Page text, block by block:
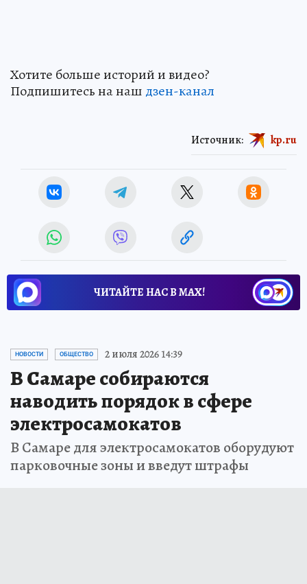
Хотите больше историй и видео?
Подпишитесь на наш дзен-канал
Источник: kp.ru
ЧИТАЙТЕ НАС В МАХ!
НОВОСТИ ОБЩЕСТВО 2 июля 2026 14:39
В Самаре собираются
наводить порядок в сфере
электросамокатов
В Самаре для электросамокатов оборудуют
парковочные зоны и введут штрафы